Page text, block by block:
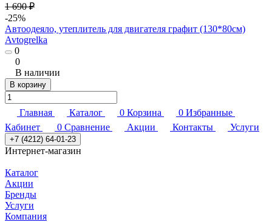
1 690 ₽
-25%
Автоодеяло, утеплитель для двигателя графит (130*80см)
Avtogrelka
0
0
В наличии
В корзину
Главная Каталог 0 Корзина 0 Избранные
Кабинет
0 Сравнение Акции Контакты Услуги
+7 (4212) 64-01-23
Интернет-магазин
Каталог
Акции
Бренды
Услуги
Компания